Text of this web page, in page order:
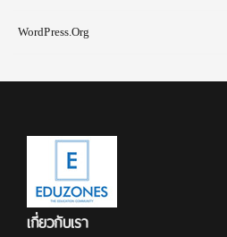
WordPress.org
เกี่ยวกับเรา